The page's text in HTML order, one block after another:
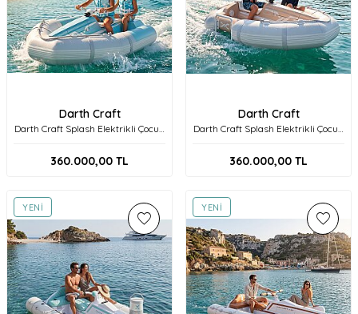
Darth Craft
Darth Craft Splash Elektrikli Çocuk
360.000,00 TL
Darth Craft
Darth Craft Splash Elektrikli Çocuk
360.000,00 TL
YENI YENI